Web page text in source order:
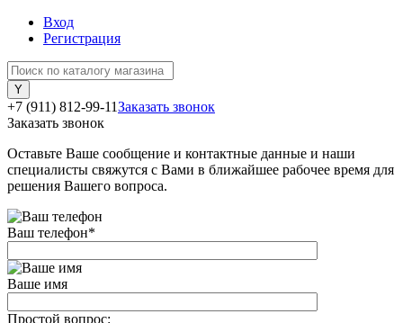
Вход
Регистрация
+7 (911) 812-99-11Заказать звонок
Заказать звонок
Оставьте Ваше сообщение и контактные данные и наши
специалисты свяжутся с Вами в ближайшее рабочее время для
решения Вашего вопроса.
Ваш телефон*
Ваше имя
Простой вопрос: